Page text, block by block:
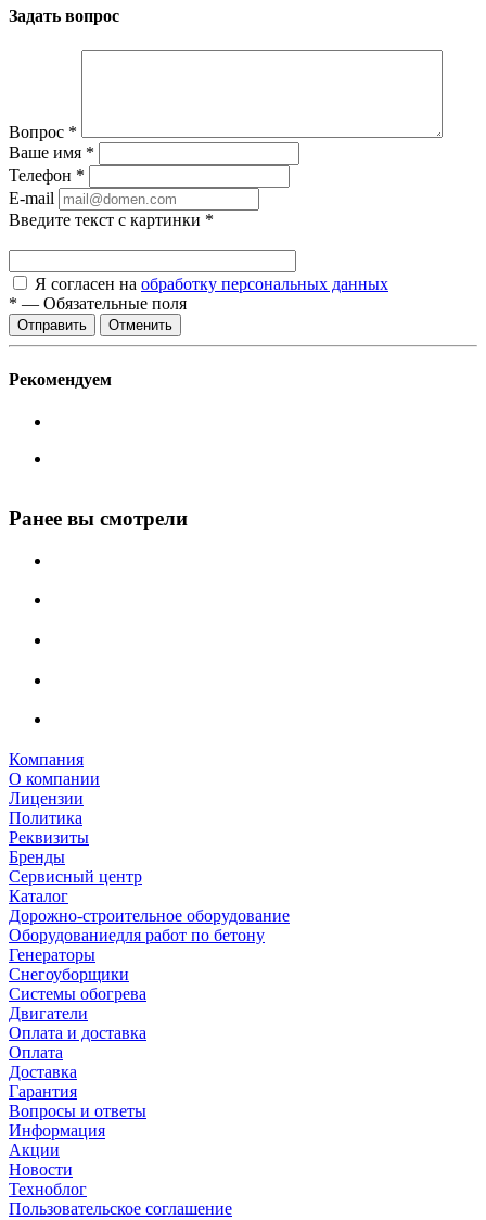
Задать вопрос
Вопрос *
Ваше имя *
Телефон *
E-mail
Введите текст с картинки *
Я согласен на обработку персональных данных
* — Обязательные поля
Отменить
Рекомендуем
Ранее вы смотрели
Компания
О компании
Лицензии
Политика
Реквизиты
Бренды
Сервисный центр
Каталог
Дорожно-строительное оборудование
Оборудованиедля работ по бетону
Генераторы
Снегоуборщики
Системы обогрева
Двигатели
Оплата и доставка
Оплата
Доставка
Гарантия
Вопросы и ответы
Информация
Акции
Новости
Техноблог
Пользовательское соглашение